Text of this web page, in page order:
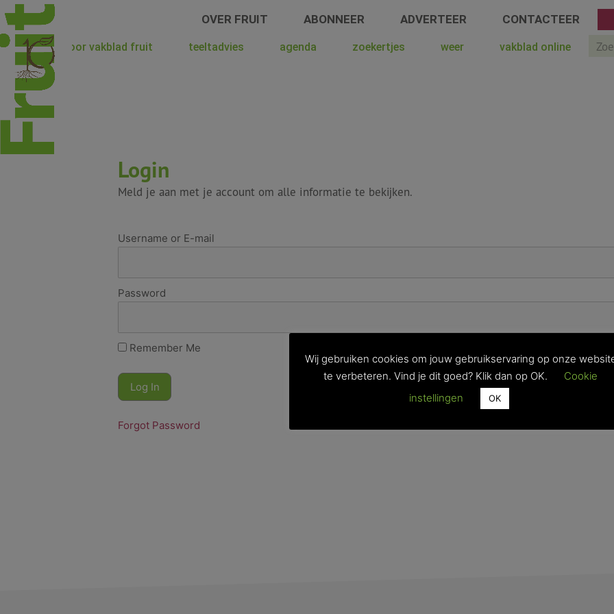
Spring
naar
de
inhoud
OVER FRUIT ABONNEER ADVERTEER CONTACTEER
hoera voor vakblad fruit teeltadvies agenda zoekertjes weer vakblad online
Login
Meld je aan met je account om alle informatie te bekijken.
Username or E-mail
Password
Remember Me
Forgot Password
Wij gebruiken cookies om jouw gebruikservaring op onze
te verbeteren. Vind je dit goed? Klik dan op OK.
Cookie
instellingen
OK